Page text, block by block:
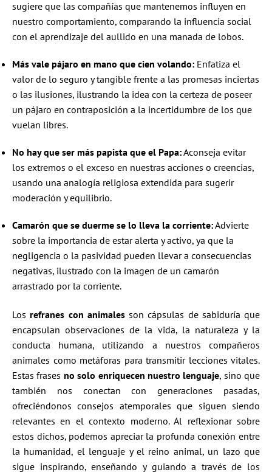
sugiere que las compañías que mantenemos influyen en
nuestro comportamiento, comparando la influencia social
con el aprendizaje del aullido en una manada de lobos.
Más vale pájaro en mano que cien volando: Enfatiza el
valor de lo seguro y tangible frente a las promesas inciertas
o las ilusiones, ilustrando la idea con la certeza de poseer
un pájaro en contraposición a la incertidumbre de los que
vuelan libres.
No hay que ser más papista que el Papa:Aconseja evitar
los extremos o el exceso en nuestras acciones o creencias,
usando una analogía religiosa extendida para sugerir
moderación y equilibrio.
Camarón que se duerme se lo lleva la corriente:Advierte
sobre la importancia de estar alerta y activo, ya que la
negligencia o la pasividad pueden llevar a consecuencias
negativas, ilustrado con la imagen de un camarón
arrastrado por la corriente.
Losrefranes con animalesson cápsulas de sabiduría que
encapsulan observaciones de la vida, la naturaleza y la
conducta humana, utilizando a nuestros compañeros
animales como metáforas para transmitir lecciones vitales.
Estas frases no solo enriquecen nuestro lenguaje, sino que
también nos conectan con generaciones pasadas,
ofreciéndonos consejos atemporales que siguen siendo
relevantes en el contexto moderno. Al reflexionar sobre
estos dichos, podemos apreciar la profunda conexión entre
la humanidad, el lenguaje y el reino animal, un lazo que
sigue inspirando, enseñando y guiando a través de los